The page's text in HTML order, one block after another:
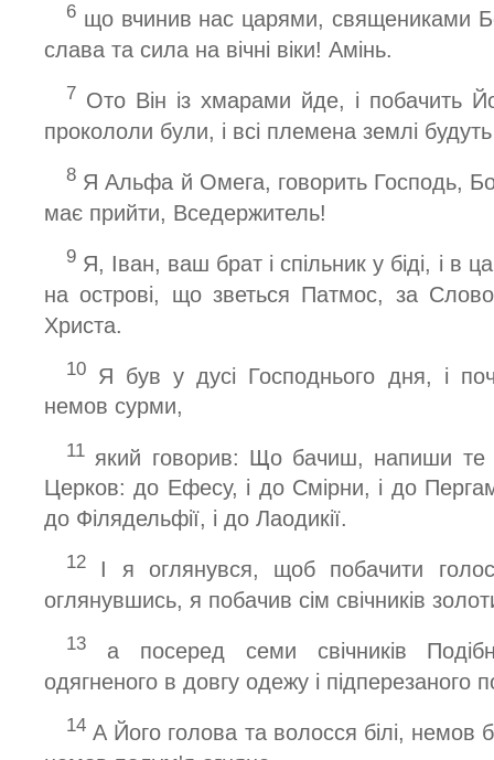
6 що вчинив нас царями, священиками
слава та сила на вічні віки! Амінь.
7 Ото Він із хмарами йде, і побачить
прокололи були, і всі племена землі
8 Я Альфа й Омега, говорить Господь,
має прийти, Вседержитель!
9 Я, Іван, ваш брат і спільник у біді, і в
на острові, що зветься Патмос, за
Христа.
10 Я був у дусі Господнього дня, і
немов сурми,
11 який говорив: Що бачиш, напиши те
Церков: до Ефесу, і до Смірни, і до
до Філядельфії, і до Лаодикії.
12 І я оглянувся, щоб побачити
оглянувшись, я побачив сім свічників
13 а посеред семи свічників
одягненого в довгу одежу і підперезаного
14 А Його голова та волосся білі, немов